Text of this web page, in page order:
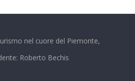
nel cuore del Piemonte,
Roberto Bechis